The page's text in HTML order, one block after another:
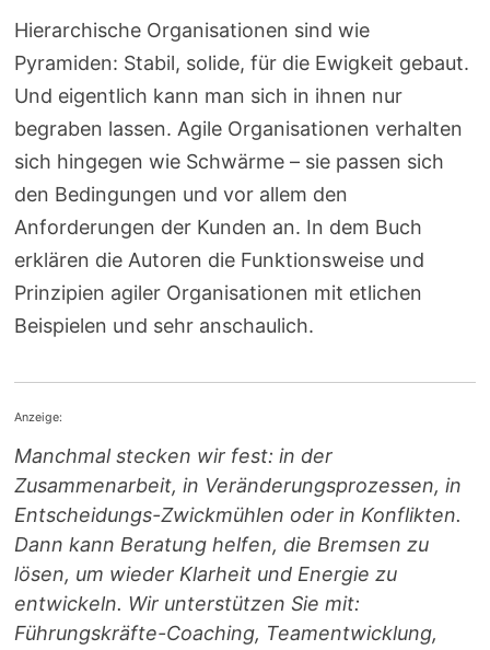
Hierarchische Organisationen sind wie
Pyramiden: Stabil, solide, für die Ewigkeit gebaut.
Und eigentlich kann man sich in ihnen nur
begraben lassen. Agile Organisationen verhalten
sich hingegen wie Schwärme – sie passen sich
den Bedingungen und vor allem den
Anforderungen der Kunden an. In dem Buch
erklären die Autoren die Funktionsweise und
Prinzipien agiler Organisationen mit etlichen
Beispielen und sehr anschaulich.
Anzeige:
Manchmal stecken wir fest: in der
Zusammenarbeit, in Veränderungsprozessen, in
Entscheidungs-Zwickmühlen oder in Konflikten.
Dann kann Beratung helfen, die Bremsen zu
lösen, um wieder Klarheit und Energie zu
entwickeln. Wir unterstützen Sie mit:
Führungskräfte-Coaching, Teamentwicklung,